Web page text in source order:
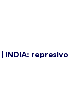
INDIA: represivo